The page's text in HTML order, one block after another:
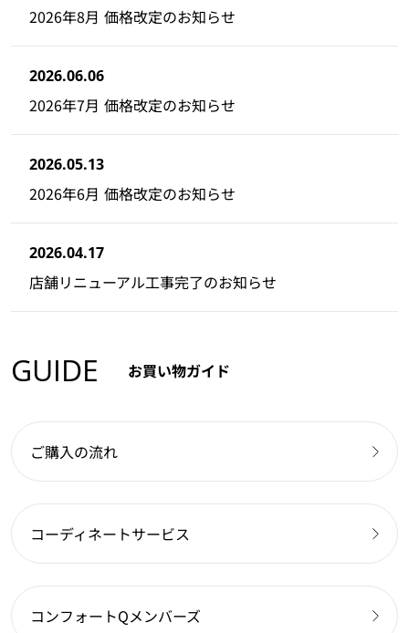
2026年8月 価格改定のお知らせ
2026.06.06
2026年7月 価格改定のお知らせ
2026.05.13
2026年6月 価格改定のお知らせ
2026.04.17
店舗リニューアル工事完了のお知らせ
GUIDE お買い物ガイド
ご購入の流れ
コーディネートサービス
コンフォートQメンバーズ